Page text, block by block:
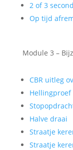
2 of 3
Op tijd
Module 3 –
CBR uitleg
Hellingproef
Halve draai
Straatje
Straatje